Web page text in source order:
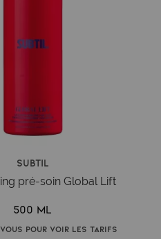
Subtil
pré-soin Global Lift
500 ml
vous pour voir les tarifs